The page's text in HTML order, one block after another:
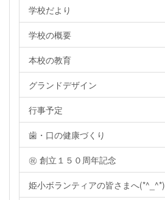
学校だより
学校の概要
本校の教育
グランドデザイン
行事予定
歯・口の健康づくり
㊗ 創立１５０周年記念
姫小ボランティアの皆さまへ(*^_^*)